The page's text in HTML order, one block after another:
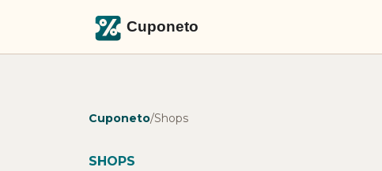
Cuponeto/Shops
SHOPS